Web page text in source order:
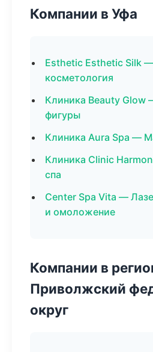
Компании в Уфа
Esthetic Esthetic Silk
косметология
Клиника Beauty Glow
фигуры
Клиника Aura Spa —
Клиника Clinic
спа
Center Spa Vita —
и омоложение
Компании в
Приволжский
округ